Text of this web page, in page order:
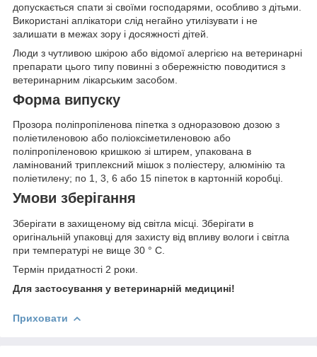
допускається спати зі своїми господарями, особливо з дітьми.
Використані аплікатори слід негайно утилізувати і не
залишати в межах зору і досяжності дітей.
Люди з чутливою шкірою або відомої алергією на ветеринарні
препарати цього типу повинні з обережністю поводитися з
ветеринарним лікарським засобом.
Форма випуску
Прозора поліпропіленова піпетка з одноразовою дозою з
поліетиленовою або поліоксіметиленовою або
поліпропіленовою кришкою зі штирем, упакована в
ламінований триплексний мішок з поліестеру, алюмінію та
поліетилену; по 1, 3, 6 або 15 піпеток в картонній коробці.
Умови зберігання
Зберігати в захищеному від світла місці. Зберігати в
оригінальній упаковці для захисту від впливу вологи і світла
при температурі не вище 30 ° C.
Термін придатності 2 роки.
Для застосування у ветеринарній медицині!
Приховати